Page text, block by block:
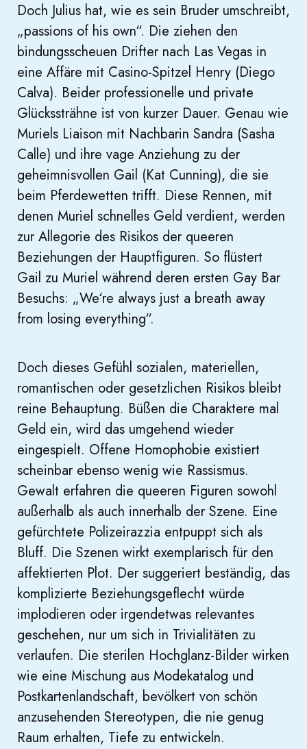
Doch Julius hat, wie es sein Bruder umschreibt,
„passions of his own“. Die ziehen den
bindungsscheuen Drifter nach Las Vegas in
eine Affäre mit Casino-Spitzel Henry (Diego
Calva). Beider professionelle und private
Glückssträhne ist von kurzer Dauer. Genau wie
Muriels Liaison mit Nachbarin Sandra (Sasha
Calle) und ihre vage Anziehung zu der
geheimnisvollen Gail (Kat Cunning), die sie
beim Pferdewetten trifft. Diese Rennen, mit
denen Muriel schnelles Geld verdient, werden
zur Allegorie des Risikos der queeren
Beziehungen der Hauptfiguren. So flüstert
Gail zu Muriel während deren ersten Gay Bar
Besuchs: „We‘re always just a breath away
from losing everything“.
Doch dieses Gefühl sozialen, materiellen,
romantischen oder gesetzlichen Risikos bleibt
reine Behauptung. Büßen die Charaktere mal
Geld ein, wird das umgehend wieder
eingespielt. Offene Homophobie existiert
scheinbar ebenso wenig wie Rassismus.
Gewalt erfahren die queeren Figuren sowohl
außerhalb als auch innerhalb der Szene. Eine
gefürchtete Polizeirazzia entpuppt sich als
Bluff. Die Szenen wirkt exemplarisch für den
affektierten Plot. Der suggeriert beständig, das
komplizierte Beziehungsgeflecht würde
implodieren oder irgendetwas relevantes
geschehen, nur um sich in Trivialitäten zu
verlaufen. Die sterilen Hochglanz-Bilder wirken
wie eine Mischung aus Modekatalog und
Postkartenlandschaft, bevölkert von schön
anzusehenden Stereotypen, die nie genug
Raum erhalten, Tiefe zu entwickeln.